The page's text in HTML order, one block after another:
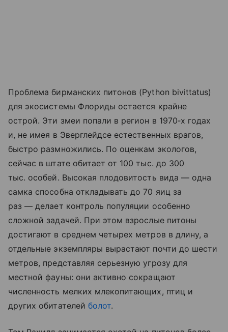
Проблема бирманских питонов (Python bivittatus)
для экосистемы Флориды остается крайне
острой. Эти змеи попали в регион в 1970‑х годах
и, не имея в Эверглейдсе естественных врагов,
быстро размножились. По оценкам экологов,
сейчас в штате обитает от 100 тыс. до 300
тыс. особей. Высокая плодовитость вида — одна
самка способна откладывать до 70 яиц за
раз — делает контроль популяции особенно
сложной задачей. При этом взрослые питоны
достигают в среднем четырех метров в длину, а
отдельные экземпляры вырастают почти до шести
метров, представляя серьезную угрозу для
местной фауны: они активно сокращают
численность мелких млекопитающих, птиц и
других обитателей болот.